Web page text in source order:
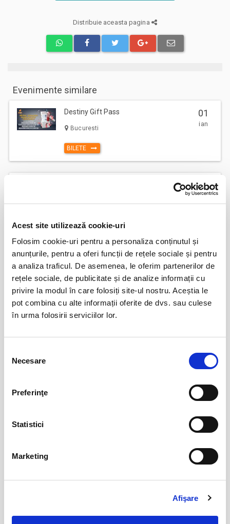
Acest site utilizează cookie-uri
Folosim cookie-uri pentru a personaliza conținutul și
anunțurile, pentru a oferi funcții de rețele sociale și pentru
a analiza traficul. De asemenea, le oferim partenerilor de
rețele sociale, de publicitate și de analize informații cu
privire la modul în care folosiți site-ul nostru. Aceștia le
pot combina cu alte informații oferite de dvs. sau culese
în urma folosirii serviciilor lor.
consimțământului
Necesare
Preferinţe
Statistici
Marketing
Afişare
Distribuie aceasta pagina
Evenimente similare
Destiny Gift Pass
Bucuresti
BILETE
01
ian
BILETE
01
ian
Vizitare Salina Turda
BILETE
01
ian
Leordeni
20